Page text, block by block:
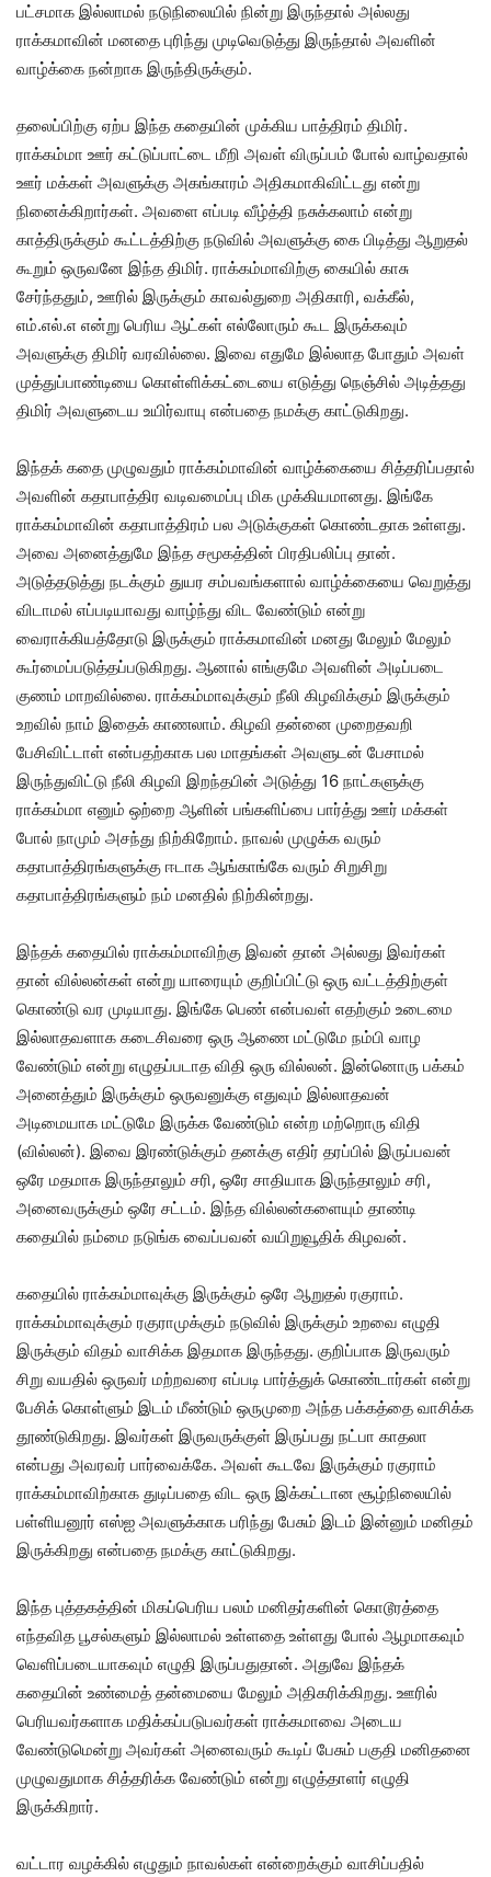
பட்சமாக இல்லாமல் நடுநிலையில் நின்று இருந்தால் அல்லது
ராக்கமாவின் மனதை புரிந்து முடிவெடுத்து இருந்தால் அவளின்
வாழ்க்கை நன்றாக இருந்திருக்கும்.
தலைப்பிற்கு ஏற்ப இந்த கதையின் முக்கிய பாத்திரம் திமிர்.
ராக்கம்மா ஊர் கட்டுப்பாட்டை மீறி அவள் விருப்பம் போல் வாழ்வதால்
ஊர் மக்கள் அவளுக்கு அகங்காரம் அதிகமாகிவிட்டது என்று
நினைக்கிறார்கள். அவளை எப்படி வீழ்த்தி நசுக்கலாம் என்று
காத்திருக்கும் கூட்டத்திற்கு நடுவில் அவளுக்கு கை பிடித்து ஆறுதல்
கூறும் ஒருவனே இந்த திமிர். ராக்கம்மாவிற்கு கையில் காசு
சேர்ந்ததும், ஊரில் இருக்கும் காவல்துறை அதிகாரி, வக்கீல்,
எம்.எல்.எ என்று பெரிய ஆட்கள் எல்லோரும் கூட இருக்கவும்
அவளுக்கு திமிர் வரவில்லை. இவை எதுமே இல்லாத போதும் அவள்
முத்துப்பாண்டியை கொள்ளிக்கட்டையை எடுத்து நெஞ்சில் அடித்தது
திமிர் அவளுடைய உயிர்வாயு என்பதை நமக்கு காட்டுகிறது.
இந்தக் கதை முழுவதும் ராக்கம்மாவின் வாழ்க்கையை சித்தரிப்பதால்
அவளின் கதாபாத்திர வடிவமைப்பு மிக முக்கியமானது. இங்கே
ராக்கம்மாவின் கதாபாத்திரம் பல அடுக்குகள் கொண்டதாக உள்ளது.
அவை அனைத்துமே இந்த சமூகத்தின் பிரதிபலிப்பு தான்.
அடுத்தடுத்து நடக்கும் துயர சம்பவங்களால் வாழ்க்கையை வெறுத்து
விடாமல் எப்படியாவது வாழ்ந்து விட வேண்டும் என்று
வைராக்கியத்தோடு இருக்கும் ராக்கமாவின் மனது மேலும் மேலும்
கூர்மைப்படுத்தப்படுகிறது. ஆனால் எங்குமே அவளின் அடிப்படை
குணம் மாறவில்லை. ராக்கம்மாவுக்கும் நீலி கிழவிக்கும் இருக்கும்
உறவில் நாம் இதைக் காணலாம். கிழவி தன்னை முறைதவறி
பேசிவிட்டாள் என்பதற்காக பல மாதங்கள் அவளுடன் பேசாமல்
இருந்துவிட்டு நீலி கிழவி இறந்தபின் அடுத்து 16 நாட்களுக்கு
ராக்கம்மா எனும் ஒற்றை ஆளின் பங்களிப்பை பார்த்து ஊர் மக்கள்
போல் நாமும் அசந்து நிற்கிறோம். நாவல் முழுக்க வரும்
கதாபாத்திரங்களுக்கு ஈடாக ஆங்காங்கே வரும் சிறுசிறு
கதாபாத்திரங்களும் நம் மனதில் நிற்கின்றது.
இந்தக் கதையில் ராக்கம்மாவிற்கு இவன் தான் அல்லது இவர்கள்
தான் வில்லன்கள் என்று யாரையும் குறிப்பிட்டு ஒரு வட்டத்திற்குள்
கொண்டு வர முடியாது. இங்கே பெண் என்பவள் எதற்கும் உடைமை
இல்லாதவளாக கடைசிவரை ஒரு ஆணை மட்டுமே நம்பி வாழ
வேண்டும் என்று எழுதப்படாத விதி ஒரு வில்லன். இன்னொரு பக்கம்
அனைத்தும் இருக்கும் ஒருவனுக்கு எதுவும் இல்லாதவன்
அடிமையாக மட்டுமே இருக்க வேண்டும் என்ற மற்றொரு விதி
(வில்லன்). இவை இரண்டுக்கும் தனக்கு எதிர் தரப்பில் இருப்பவன்
ஒரே மதமாக இருந்தாலும் சரி, ஒரே சாதியாக இருந்தாலும் சரி,
அனைவருக்கும் ஒரே சட்டம். இந்த வில்லன்களையும் தாண்டி
கதையில் நம்மை நடுங்க வைப்பவன் வயிறுவூதிக் கிழவன்.
கதையில் ராக்கம்மாவுக்கு இருக்கும் ஒரே ஆறுதல் ரகுராம்.
ராக்கம்மாவுக்கும் ரகுராமுக்கும் நடுவில் இருக்கும் உறவை எழுதி
இருக்கும் விதம் வாசிக்க இதமாக இருந்தது. குறிப்பாக இருவரும்
சிறு வயதில் ஒருவர் மற்றவரை எப்படி பார்த்துக் கொண்டார்கள் என்று
பேசிக் கொள்ளும் இடம் மீண்டும் ஒருமுறை அந்த பக்கத்தை வாசிக்க
தூண்டுகிறது. இவர்கள் இருவருக்குள் இருப்பது நட்பா காதலா
என்பது அவரவர் பார்வைக்கே. அவள் கூடவே இருக்கும் ரகுராம்
ராக்கம்மாவிற்காக துடிப்பதை விட ஒரு இக்கட்டான சூழ்நிலையில்
பள்ளியனூர் எஸ்ஐ அவளுக்காக பரிந்து பேசும் இடம் இன்னும் மனிதம்
இருக்கிறது என்பதை நமக்கு காட்டுகிறது.
இந்த புத்தகத்தின் மிகப்பெரிய பலம் மனிதர்களின் கொடூரத்தை
எந்தவித பூசல்களும் இல்லாமல் உள்ளதை உள்ளது போல் ஆழமாகவும்
வெளிப்படையாகவும் எழுதி இருப்பதுதான். அதுவே இந்தக்
கதையின் உண்மைத் தன்மையை மேலும் அதிகரிக்கிறது. ஊரில்
பெரியவர்களாக மதிக்கப்படுபவர்கள் ராக்கமாவை அடைய
வேண்டுமென்று அவர்கள் அனைவரும் கூடிப் பேசும் பகுதி மனிதனை
முழுவதுமாக சித்தரிக்க வேண்டும் என்று எழுத்தாளர் எழுதி
இருக்கிறார்.
வட்டார வழக்கில் எழுதும் நாவல்கள் என்றைக்கும் வாசிப்பதில்